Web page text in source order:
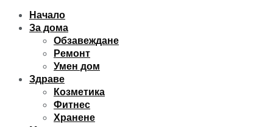
Начало
За дома
Обзавеждане
Ремонт
Умен дом
Здраве
Козметика
Фитнес
Хранене